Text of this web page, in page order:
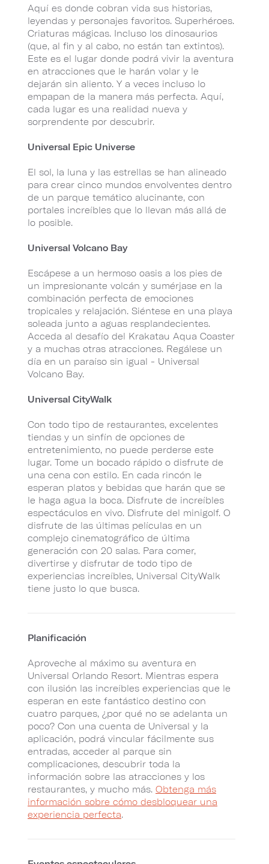
Aquí es donde cobran vida sus historias,
leyendas y personajes favoritos. Superhéroes.
Criaturas mágicas. Incluso los dinosaurios
(que, al fin y al cabo, no están tan extintos).
Este es el lugar donde podrá vivir la aventura
en atracciones que le harán volar y le
dejarán sin aliento. Y a veces incluso lo
empapan de la manera más perfecta. Aquí,
cada lugar es una realidad nueva y
sorprendente por descubrir.
Universal Epic Universe
El sol, la luna y las estrellas se han alineado
para crear cinco mundos envolventes dentro
de un parque temático alucinante, con
portales increíbles que lo llevan más allá de
lo posible.
Universal Volcano Bay
Escápese a un hermoso oasis a los pies de
un impresionante volcán y sumérjase en la
combinación perfecta de emociones
tropicales y relajación. Siéntese en una playa
soleada junto a aguas resplandecientes.
Acceda al desafío del Krakatau Aqua Coaster
y a muchas otras atracciones. Regálese un
día en un paraíso sin igual - Universal
Volcano Bay.
Universal CityWalk
Con todo tipo de restaurantes, excelentes
tiendas y un sinfín de opciones de
entretenimiento, no puede perderse este
lugar. Tome un bocado rápido o disfrute de
una cena con estilo. En cada rincón le
esperan platos y bebidas que harán que se
le haga agua la boca. Disfrute de increíbles
espectáculos en vivo. Disfrute del minigolf. O
disfrute de las últimas películas en un
complejo cinematográfico de última
generación con 20 salas. Para comer,
divertirse y disfrutar de todo tipo de
experiencias increíbles, Universal CityWalk
tiene justo lo que busca.
Planificación
Aproveche al máximo su aventura en
Universal Orlando Resort. Mientras espera
con ilusión las increíbles experiencias que le
esperan en este fantástico destino con
cuatro parques, ¿por qué no se adelanta un
poco? Con una cuenta de Universal y la
aplicación, podrá vincular fácilmente sus
entradas, acceder al parque sin
complicaciones, descubrir toda la
información sobre las atracciones y los
restaurantes, y mucho más. Obtenga más
información sobre cómo desbloquear una
experiencia perfecta.